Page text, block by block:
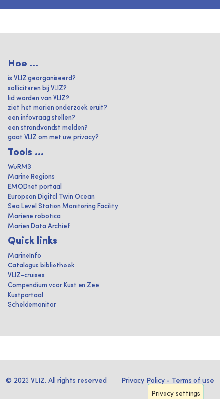
Hoe ...
is VLIZ georganiseerd?
solliciteren bij VLIZ?
lid worden van VLIZ?
ziet het marien onderzoek eruit?
een infovraag stellen?
een strandvondst melden?
gaat VLIZ om met uw privacy?
Tools ...
WoRMS
Marine Regions
EMODnet portaal
European Digital Twin Ocean
Sea Level Station Monitoring Facility
Mariene robotica
Marien Data Archief
Quick links
MarineInfo
Catalogus bibliotheek
VLIZ-cruises
Compendium voor Kust en Zee
Kustportaal
Scheldemonitor
© 2023 VLIZ. All rights reserved Privacy Policy - Terms of use
Privacy settings